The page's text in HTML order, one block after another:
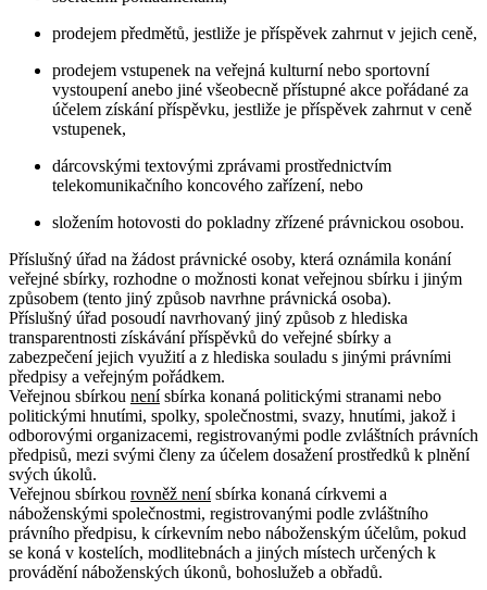
prodejem předmětů, jestliže je příspěvek zahrnut v jejich ceně,
prodejem vstupenek na veřejná kulturní nebo sportovní
vystoupení anebo jiné všeobecně přístupné akce pořádané za
účelem získání příspěvku, jestliže je příspěvek zahrnut v ceně
vstupenek,
dárcovskými textovými zprávami prostřednictvím
telekomunikačního koncového zařízení, nebo
složením hotovosti do pokladny zřízené právnickou osobou.
Příslušný úřad na žádost právnické osoby, která oznámila konání
veřejné sbírky, rozhodne o možnosti konat veřejnou sbírku i jiným
způsobem (tento jiný způsob navrhne právnická osoba).
Příslušný úřad posoudí navrhovaný jiný způsob z hlediska
transparentnosti získávání příspěvků do veřejné sbírky a
zabezpečení jejich využití a z hlediska souladu s jinými právními
předpisy a veřejným pořádkem.
Veřejnou sbírkou nenísbírka konaná politickými stranami nebo
politickými hnutími, spolky, společnostmi, svazy, hnutími, jakož i
odborovými organizacemi, registrovanými podle zvláštních právních
předpisů, mezi svými členy za účelem dosažení prostředků k plnění
svých úkolů.
Veřejnou sbírkou rovněž nenísbírka konaná církvemi a
náboženskými společnostmi, registrovanými podle zvláštního
právního předpisu, k církevním nebo náboženským účelům, pokud
se koná v kostelích, modlitebnách a jiných místech určených k
provádění náboženských úkonů, bohoslužeb a obřadů.